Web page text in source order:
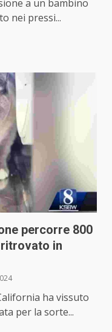
a un bambino
nei pressi...
percorre 800
in
ha vissuto
per la sorte...